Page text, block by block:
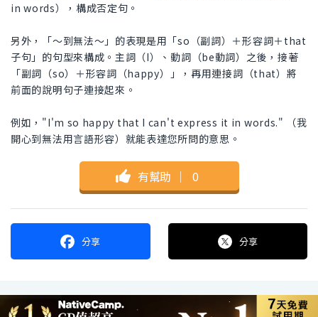
in words），構成否定句。
另外，「～到無法～」的表現是用「so（副詞）＋形容詞＋that
子句」的句型來構成。主詞（I）、動詞（be動詞）之後，接著
「副詞（so）＋形容詞（happy）」，再用連接詞（that）將
前面的說明句子連接起來。
例如，"I'm so happy that I can't express it in words." （我
開心到無法用言語形容）就能表達您所問的意思。
有幫助 ｜ 0
分享 分享